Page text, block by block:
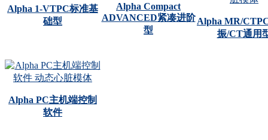
Alpha 1-VTPC标准基
础型
Alpha Compact
ADVANCED紧凑进阶
型
Alpha MR/
振/CT通用
Alpha PC主机端控制
软件